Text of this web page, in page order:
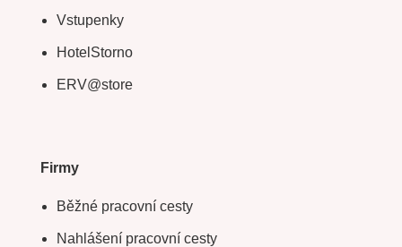
Vstupenky
HotelStorno
ERV@store
Firmy
Běžné pracovní cesty
Nahlášení pracovní cesty